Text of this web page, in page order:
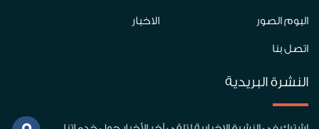
البوم الصور الاخبار
اتصل بنا
النشرة البريدية